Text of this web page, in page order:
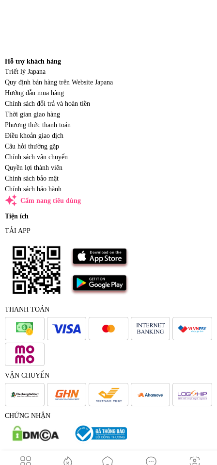
Hỗ trợ khách hàng
Triết lý Japana
Quy định bán hàng trên Website Japana
Hướng dẫn mua hàng
Chính sách đổi trả và hoàn tiền
Thời gian giao hàng
Phương thức thanh toán
Điều khoản giao dịch
Câu hỏi thường gặp
Chính sách vận chuyển
Quyền lợi thành viên
Chính sách bảo mật
Chính sách bảo hành
auto_awesome Cẩm nang tiêu dùng
Tiện ích
TẢI APP
THANH TOÁN
VẬN CHUYỂN
CHỨNG NHẬN
© 2017 - Bản quyền của Công Ty Cổ Phần Japana Việt Nam -